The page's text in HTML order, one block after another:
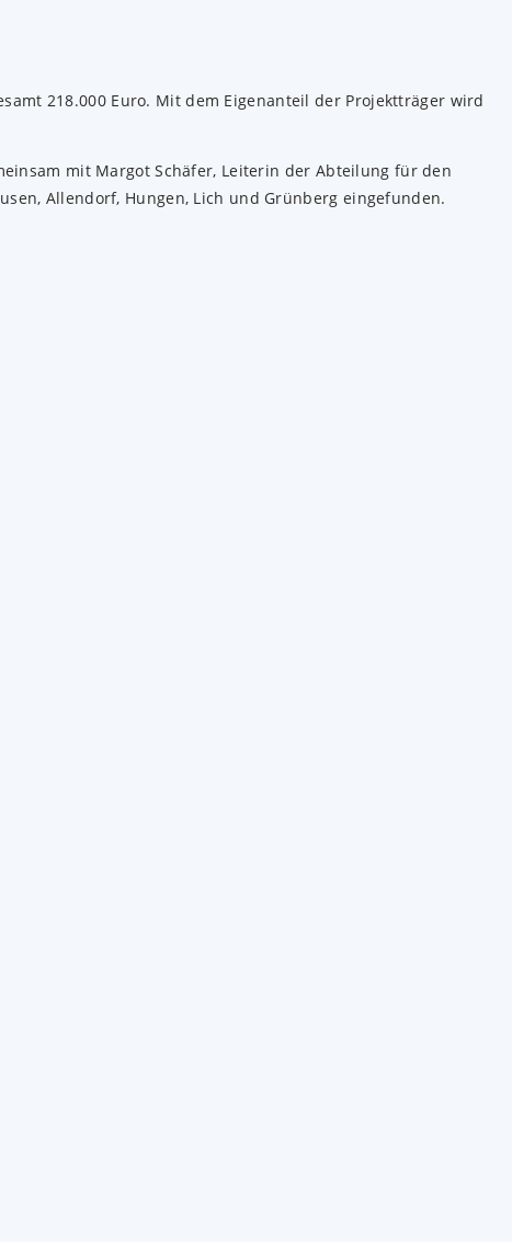
218.000 Euro. Mit dem Eigenanteil der Projektträger wird
mit Margot Schäfer, Leiterin der Abteilung für den
Allendorf, Hungen, Lich und Grünberg eingefunden.